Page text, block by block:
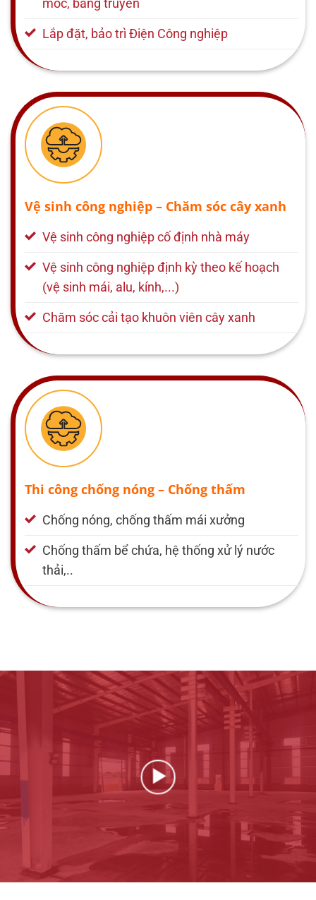
móc, băng truyền
Lắp đặt, bảo trì Điện Công nghiệp
Vệ sinh công nghiệp – Chăm sóc cây xanh
Vệ sinh công nghiệp cố định nhà máy
Vệ sinh công nghiệp định kỳ theo kế hoạch
(vệ sinh mái, alu, kính,...)
Chăm sóc cải tạo khuôn viên cây xanh
Thi công chống nóng – Chống thấm
Chống nóng, chống thấm mái xưởng
Chống thấm bể chứa, hệ thống xử lý nước
thải,..